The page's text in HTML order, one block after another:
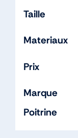
Taille
Materiaux
Prix
Marque
Poitrine